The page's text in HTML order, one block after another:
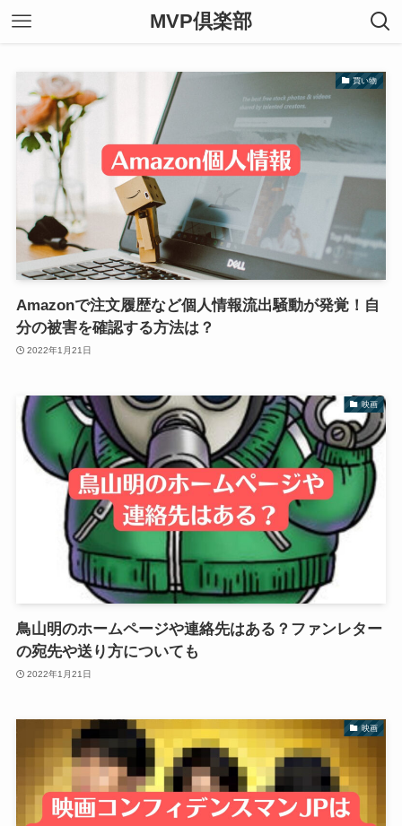
MVP倶楽部
買い物
Amazonで注文履歴など個人情報流出騒動が発覚！自
分の被害を確認する方法は？
2022年1月21日
映画
鳥山明のホームページや連絡先はある？ファンレター
の宛先や送り方についても
2022年1月21日
映画